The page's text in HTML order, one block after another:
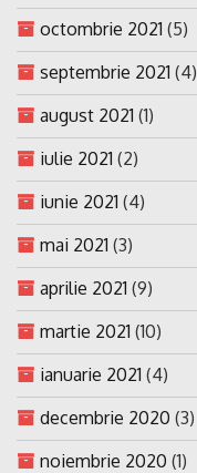
octombrie 2021 (5)
septembrie 2021 (4)
august 2021 (1)
iulie 2021 (2)
iunie 2021 (4)
mai 2021 (3)
aprilie 2021 (9)
martie 2021 (10)
ianuarie 2021 (4)
decembrie 2020 (3)
noiembrie 2020 (1)